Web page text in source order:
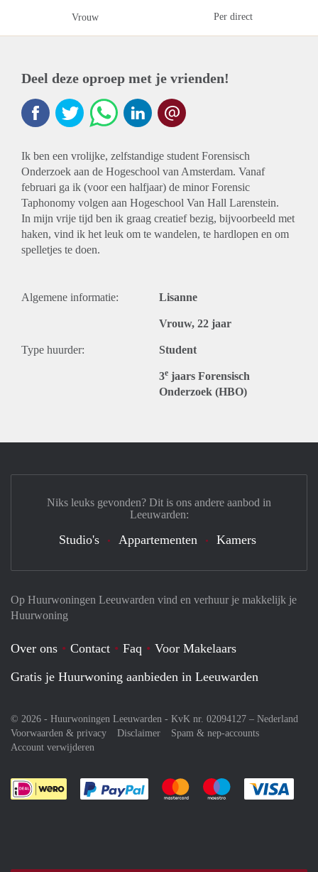
Vrouw Per direct
Deel deze oproep met je vrienden!
Ik ben een vrolijke, zelfstandige student Forensisch
Onderzoek aan de Hogeschool van Amsterdam. Vanaf
februari ga ik (voor een halfjaar) de minor Forensic
Taphonomy volgen aan Hogeschool Van Hall Larenstein.
In mijn vrije tijd ben ik graag creatief bezig, bijvoorbeeld met
haken, vind ik het leuk om te wandelen, te hardlopen en om
spelletjes te doen.
Algemene informatie: Lisanne
Vrouw, 22 jaar
Type huurder: Student
3e jaars Forensisch
Onderzoek (HBO)
Op Huurwoningen Leeuwarden vind en verhuur je makkelijk je
Huurwoning
Over ons Contact Faq
Voor Makelaars
Gratis je Huurwoning aanbieden in Leeuwarden
© 2026 - Huurwoningen Leeuwarden - KvK nr. 02094127 – Nederland
Voorwaarden & privacy
Disclaimer
Spam & nep-accounts
Account verwijderen
Je rekent gemakkelijk af met Paypal
Je rekent gemakkelijk af met
Je rekent
Niks leuks gevonden? Dit is ons andere aanbod in
Leeuwarden:
Studio's Appartementen Kamers